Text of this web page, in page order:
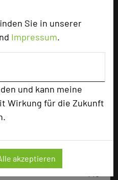
Sie in unserer
Impressum.
und kann meine
Wirkung für die Zukunft
Alle akzeptieren